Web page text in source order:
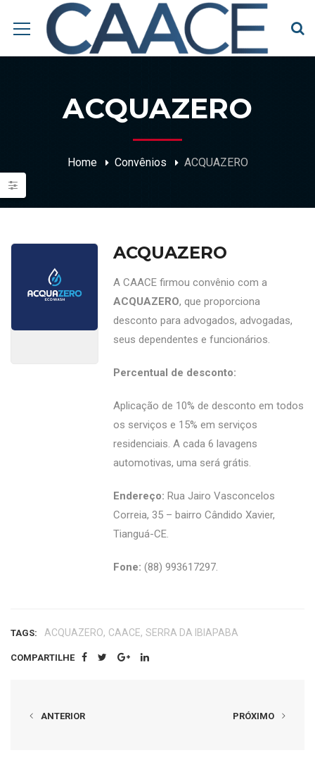
ACQUAZERO
Home Convênios ACQUAZERO
ACQUAZERO
A CAACE firmou convênio com a
ACQUAZERO, que proporciona
desconto para advogados, advogadas,
seus dependentes e funcionários.
Percentual de desconto:
Aplicação de 10% de desconto em todos
os serviços e 15% em serviços
residenciais. A cada 6 lavagens
automotivas, uma será grátis.
Endereço: Rua Jairo Vasconcelos
Correia, 35 – bairro Cândido Xavier,
Tianguá-CE.
Fone: (88) 993617297.
TAGS: ACQUAZERO, CAACE, SERRA DA IBIAPABA
COMPARTILHE
ANTERIOR PRÓXIMO